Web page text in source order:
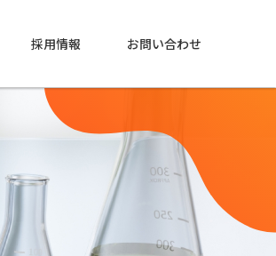
採用情報 お問い合わせ